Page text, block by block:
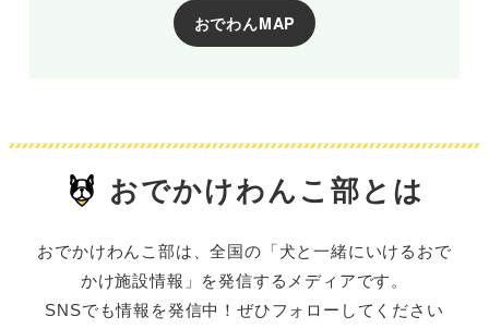
おでわんMAP
おでかけわんこ部とは
おでかけわんこ部は、全国の「犬と一緒にいけるおで
かけ施設情報」を発信するメディアです。
SNSでも情報を発信中！ぜひフォローしてください